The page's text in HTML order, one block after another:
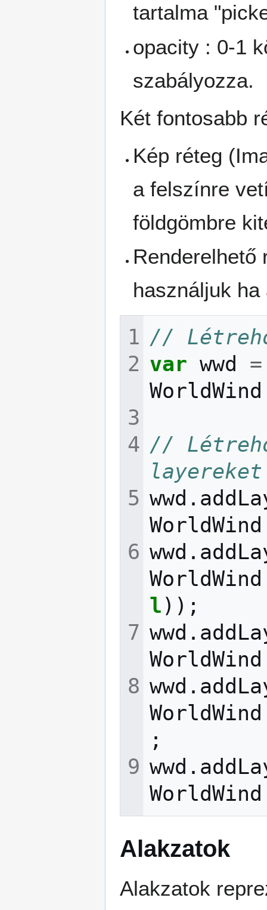
tartalma
opacity : 0-1
szabályozza.
Két fontosabb
Kép réteg
a felszínre
földgömbre
Renderelhető
használjuk
//
var wwd
=
WorldWind
//
layereket
wwd .
WorldWind
wwd .
WorldWind
l ));
wwd .
WorldWind
wwd .
WorldWind
;
wwd .
WorldWind
Alakzatok
Alakzatok